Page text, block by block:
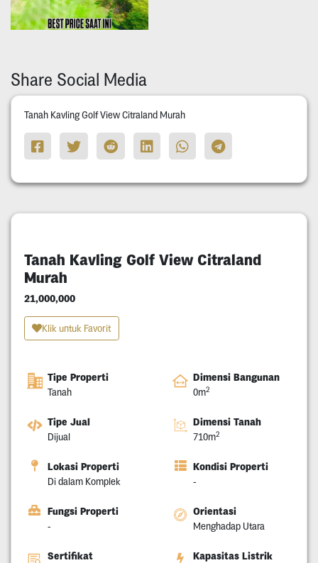
Share Social Media
Tanah Kavling Golf View Citraland Murah
Tanah Kavling Golf View Citraland
Murah
21,000,000
Klik untuk Favorit
Tipe Properti
Tanah
Dimensi Bangunan
0m2
Tipe Jual
Dijual
Dimensi Tanah
710m2
Lokasi Properti
Di dalam Komplek
Kondisi Properti
-
Fungsi Properti
-
Orientasi
Menghadap Utara
Sertifikat Kapasitas Listrik